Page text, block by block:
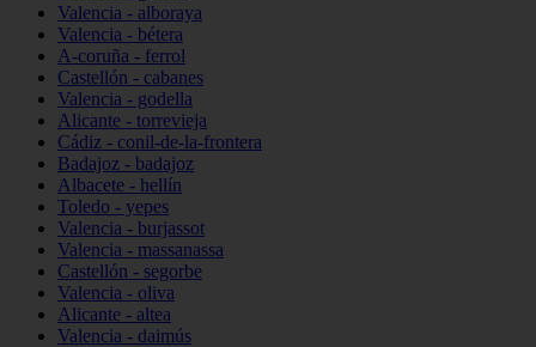
Valencia - alboraya
Valencia - bétera
A-coruña - ferrol
Castellón - cabanes
Valencia - godella
Alicante - torrevieja
Cádiz - conil-de-la-frontera
Badajoz - badajoz
Albacete - hellín
Toledo - yepes
Valencia - burjassot
Valencia - massanassa
Castellón - segorbe
Valencia - oliva
Alicante - altea
Valencia - daimús